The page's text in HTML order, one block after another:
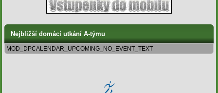
Nejbližší domácí utkání A-týmu
MOD_DPCALENDAR_UPCOMING_NO_EVENT_TEXT